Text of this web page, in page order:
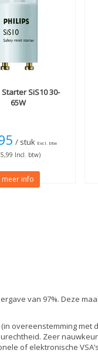
Starter SiS10 30-
65W
/ stuk Excl. btw
Incl. btw)
meer info
van 97%. Deze
overeenstemming met
Zeer
of elektronische